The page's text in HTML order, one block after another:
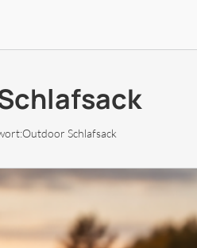
Outdoor Schlafsack